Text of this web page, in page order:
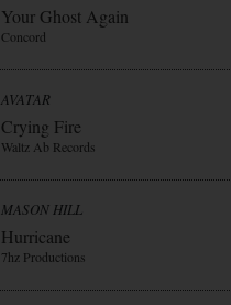
Your Ghost Again
Concord
AVATAR
Crying Fire
Waltz Ab Records
MASON HILL
Hurricane
7hz Productions